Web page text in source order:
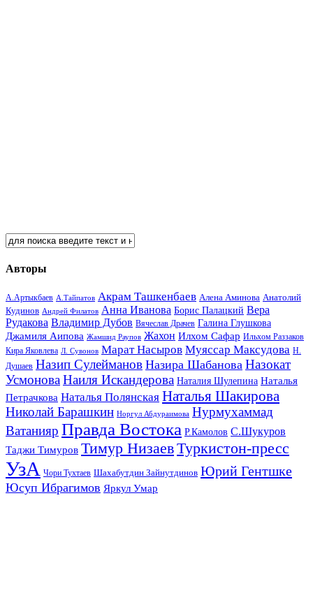
Авторы
А.Артыкбаев А.Тайпатов Акрам Ташкенбаев Алена Аминова Анатолий
Кудинов Андрей Филатов Анна Иванова Борис Палацкий Вера
Рудакова Владимир Дубов Вячеслав Драчев Галина Глушкова
Джамиля Аипова Жамшид Раупов Жахон Илхом Сафар Ильхом Раззаков
Кира Яковлева Л. Сувонов Марат Насыров Муяссар Максудова Н.
Душаев Назип Сулейманов Назира Шабанова Назокат
УсмоноваНаиля Искандерова Наталия Шулепина Наталья
Петрачкова Наталья Полянская Наталья Шакирова
Николай Барашкин Норгул Абдураимова Нурмухаммад
Ватанияр Правда Востока Р.Камолов С.Шукуров
Таджи Тимуров Тимур НизаевТуркистон-пресс
УзА Чори Тухтаев Шахабутдин Зайнутдинов Юрий Гентшке
Юсуп Ибрагимов Яркул Умар